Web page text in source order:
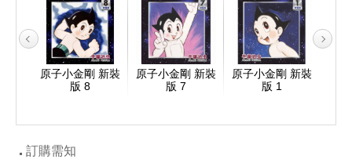
原子小金剛 新裝
版 8
原子小金剛 新裝
版 7
原子小金剛 新裝
版 1
訂購需知